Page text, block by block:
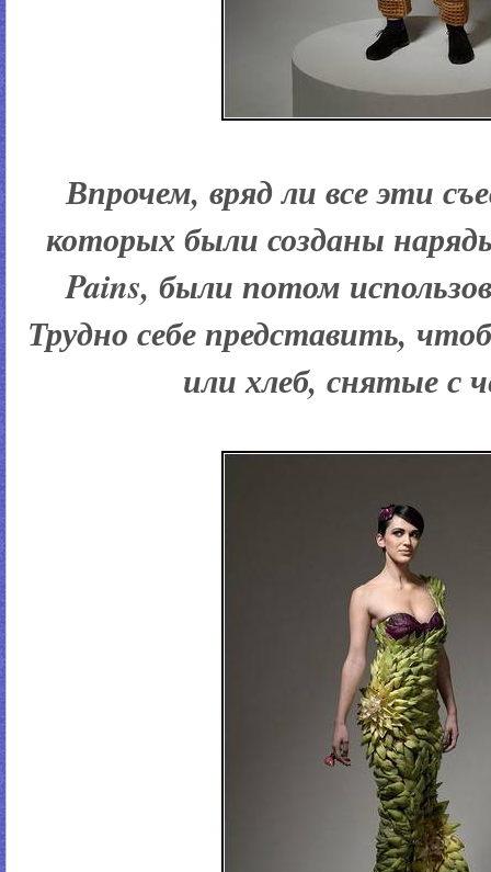
Впрочем, вряд ли все эти
которых были созданы
Pains, были потом
Трудно себе представить,
или хлеб, снятые с